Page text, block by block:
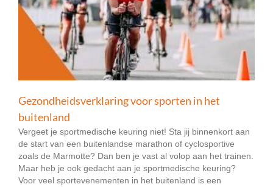
Gezondheidsverklaring voor sporten in het
buitenland
Vergeet je sportmedische keuring niet! Sta jij binnenkort aan
de start van een buitenlandse marathon of cyclosportive
zoals de Marmotte? Dan ben je vast al volop aan het trainen.
Maar heb je ook gedacht aan je sportmedische keuring?
Voor veel sportevenementen in het buitenland is een